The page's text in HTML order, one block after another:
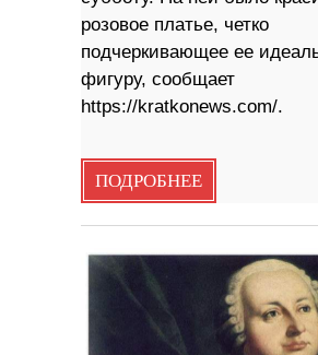
розовое платье, четко
подчеркивающее ее
фигуру, сообщает
https://kratkonews.com/.
ПОДРОБНЕЕ